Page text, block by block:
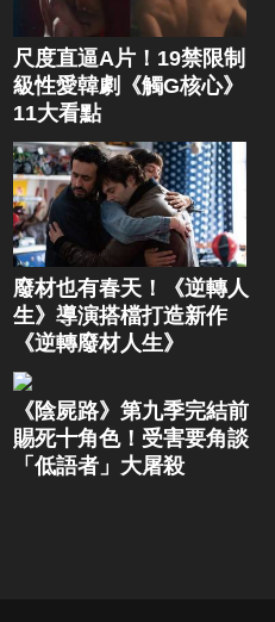
尺度直逼A片！19禁限制
級性愛韓劇《觸G核心》
11大看點
廢材也有春天！《逆轉人
生》導演搭檔打造新作
《逆轉廢材人生》
《陰屍路》第九季完結前
賜死十角色！受害要角談
「低語者」大屠殺